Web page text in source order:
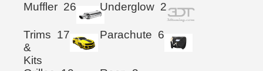
Muffler 26 Underglow 2
Trims
&
Kits
17 Parachute 6